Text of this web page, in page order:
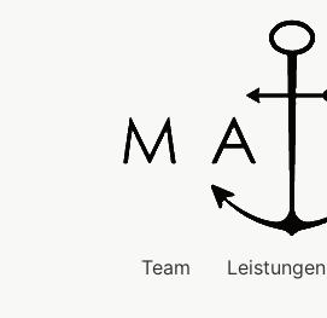
Team Leistungen